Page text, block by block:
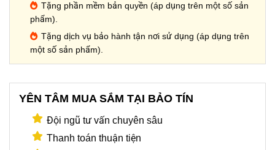
Tặng phần mềm bản quyền (áp dụng trên một số sản
phẩm).
Tặng dịch vụ bảo hành tận nơi sử dụng (áp dụng trên
một số sản phẩm).
YÊN TÂM MUA SẮM TẠI BẢO TÍN
Đội ngũ tư vấn chuyên sâu
Thanh toán thuận tiện